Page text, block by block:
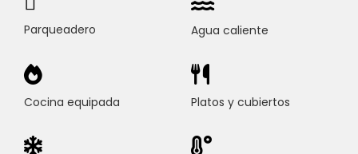
Parqueadero Agua caliente
Cocina equipada Platos y cubiertos